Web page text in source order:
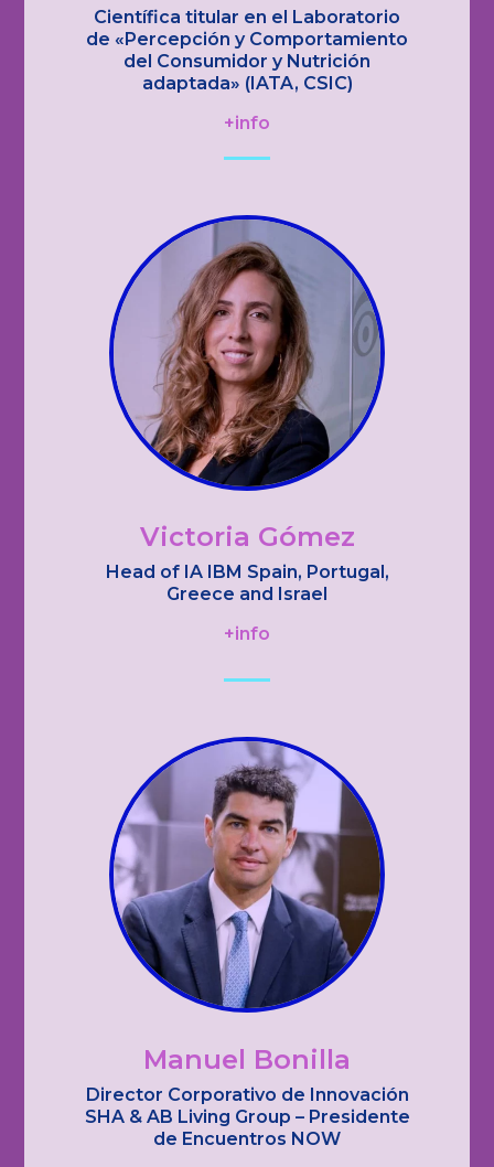
Científica titular en el Laboratorio
de «Percepción y Comportamiento
del Consumidor y Nutrición
adaptada» (IATA, CSIC)
+info
Victoria Gómez
Head of IA IBM Spain, Portugal,
Greece and Israel
+info
Manuel Bonilla
Director Corporativo de Innovación
SHA & AB Living Group – Presidente
de Encuentros NOW